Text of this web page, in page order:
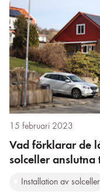
15 februari 2023
Vad förklarar de
solceller anslutna
Installation av solceller